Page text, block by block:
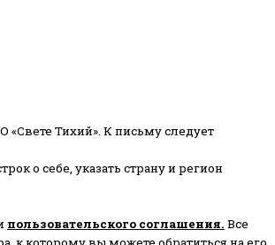
«Свете Тихий». К письму следует
о себе, указать страну и регион
пользовательского соглашения. Все